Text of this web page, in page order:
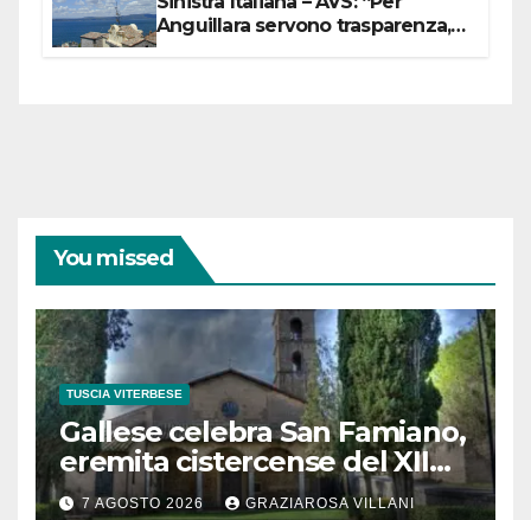
Anguillara servono trasparenza,
You missed
TUSCIA VITERBESE
Gallese celebra San Famiano,
eremita cistercense del XII
secolo
7 AGOSTO 2026 GRAZIAROSA VILLANI